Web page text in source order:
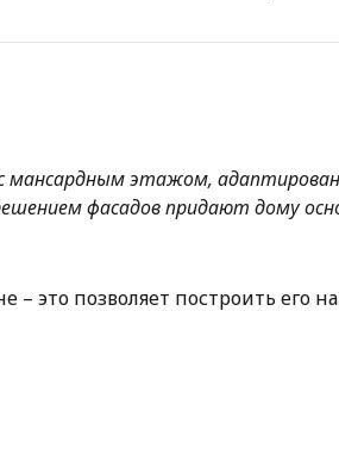
этажом,
фасадов придают дому
это позволяет построить его
окнами в сад. Благодаря
и помещение, и